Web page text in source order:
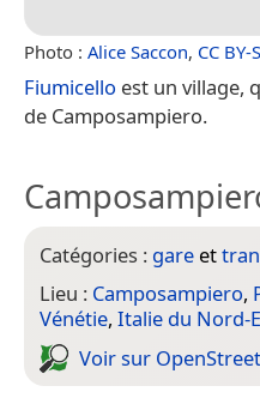
Photo : Alice Saccon, CC BY-
Fiumicello est un village,
de Camposampiero.
Catégories : gare et
Lieu : Camposampiero,
Vénétie, Italie du Nord-
Voir sur